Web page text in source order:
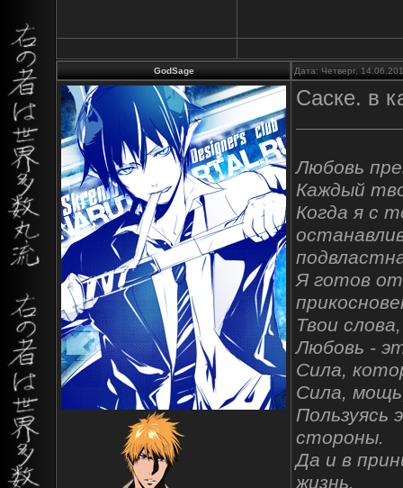
GodSage Дата: Четверг,
Cаске. в
Любовь
Каждый
Когда я с
Я готов
Твои
Любовь -
Сила,
Сила,
Пользуясь
стороны.
Да и в
жизнь.